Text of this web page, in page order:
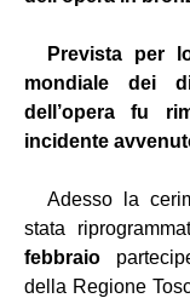
Prevista per
mondiale dei
dell’opera fu
incidente
Adesso la
stata
febbraio
della Regione